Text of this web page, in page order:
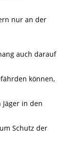
nur an der
auch darauf
können,
in den
Schutz der